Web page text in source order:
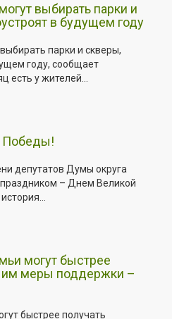
выбирать парки и
в будущем году
парки и скверы,
году, сообщает
есть у жителей...
Победы!
депутатов Думы округа
– Днем Великой
могут быстрее
им меры поддержки –
быстрее получать